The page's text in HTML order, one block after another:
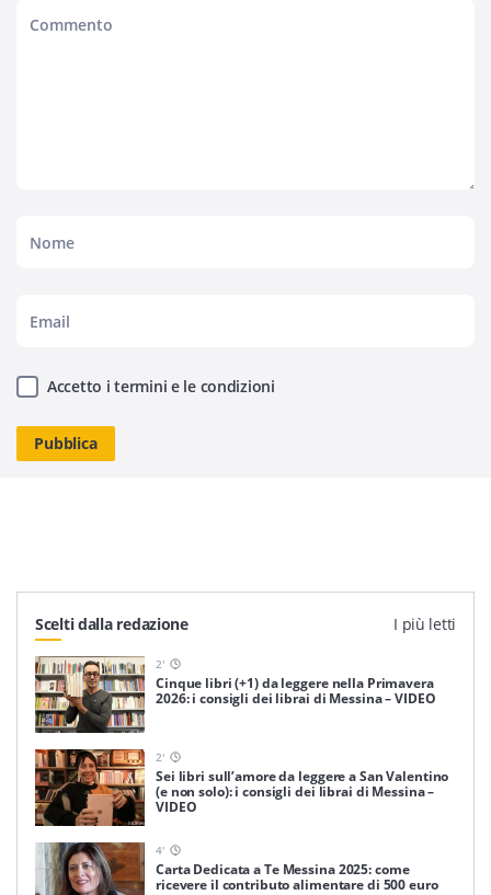
Accetto i termini e le condizioni
Scelti dalla redazione I più letti
2'
Cinque libri (+1) da leggere nella Primavera
2026: i consigli dei librai di Messina – VIDEO
2'
Sei libri sull’amore da leggere a San Valentino
(e non solo): i consigli dei librai di Messina –
VIDEO
4'
Carta Dedicata a Te Messina 2025: come
ricevere il contributo alimentare di 500 euro